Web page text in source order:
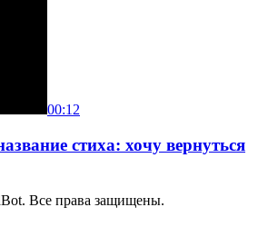
00:12
стиха: хочу вернуться
. Все права защищены.